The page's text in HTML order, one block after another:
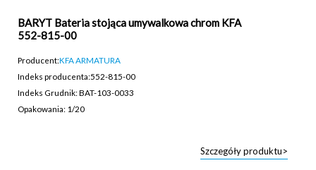
BARYT Bateria stojąca umywalkowa chrom KFA
552-815-00
Producent:KFA ARMATURA
Indeks producenta:552-815-00
Indeks Grudnik: BAT-103-0033
Opakowania: 1/20
Szczegóły produktu>